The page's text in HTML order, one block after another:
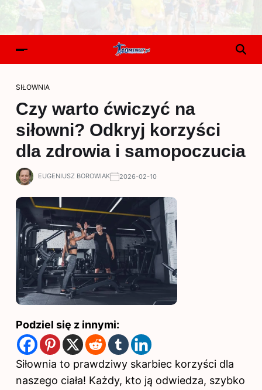
SIŁOWNIA
Czy warto ćwiczyć na
siłowni? Odkryj korzyści
dla zdrowia i samopoczucia
EUGENIUSZ BOROWIAK 2026-02-10
Podziel się z innymi:
Siłownia to prawdziwy skarbiec korzyści dla
naszego ciała! Każdy, kto ją odwiedza, szybko